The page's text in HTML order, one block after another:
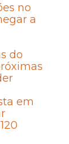
no
a
do
em